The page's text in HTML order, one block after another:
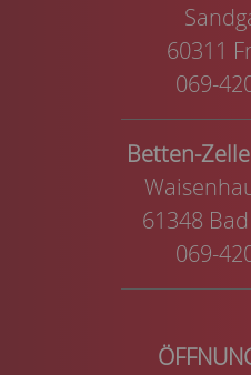
60311
069-
Betten-
61348
069-